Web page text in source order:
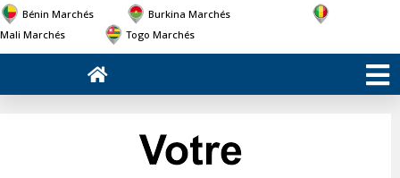
Bénin Marchés
Burkina Marchés
Mali Marchés
Togo Marchés